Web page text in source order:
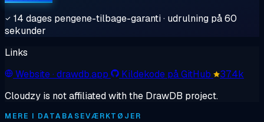
14 dages pengene-tilbage-garanti · udrulning på 60
sekunder
Links
Website· drawdb.app Kildekode på GitHub
37.4k
Cloudzy is not affiliated with the DrawDB project.
MERE I DATABASEVÆRKTØJER